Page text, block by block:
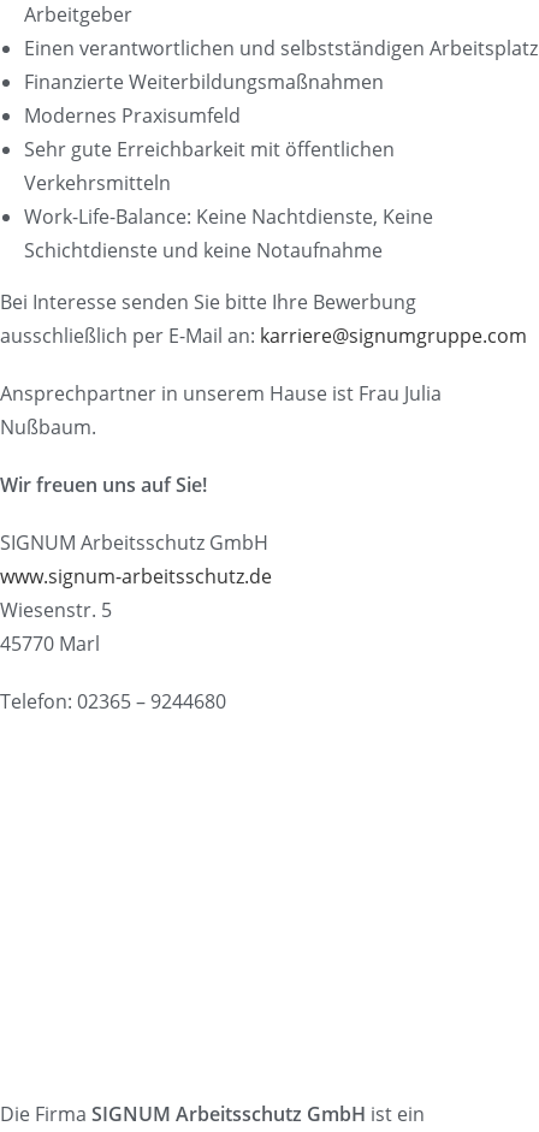
Arbeitgeber
Einen verantwortlichen und selbstständigen Arbeitsplatz
Finanzierte Weiterbildungsmaßnahmen
Modernes Praxisumfeld
Sehr gute Erreichbarkeit mit öffentlichen
Verkehrsmitteln
Work-Life-Balance: Keine Nachtdienste, Keine
Schichtdienste und keine Notaufnahme
Bei Interesse senden Sie bitte Ihre Bewerbung
ausschließlich per E-Mail an: karriere@signumgruppe.com
Ansprechpartner in unserem Hause ist Frau Julia
Nußbaum.
Wir freuen uns auf Sie!
SIGNUM Arbeitsschutz GmbH
www.signum-arbeitsschutz.de
Wiesenstr. 5
45770 Marl
Telefon: 02365 – 9244680
Die Firma SIGNUM Arbeitsschutz GmbH ist ein